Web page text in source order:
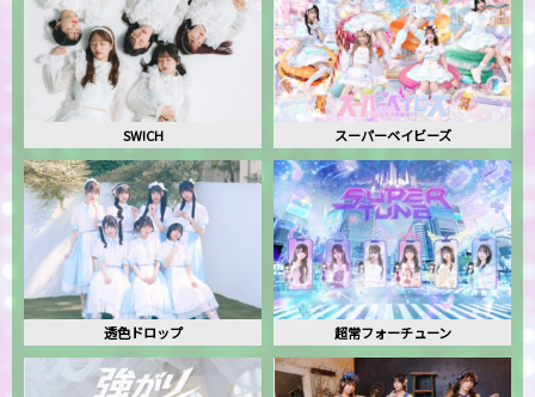
SW!CH スーパーベイビーズ
透色ドロップ 超常フォーチューン